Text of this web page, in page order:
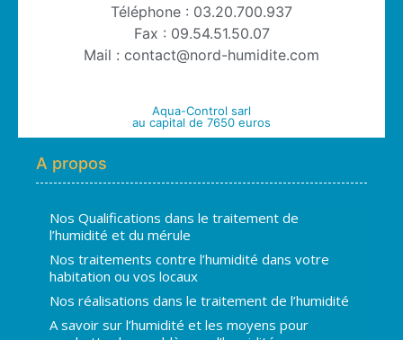
Téléphone : 03.20.700.937
Fax : 09.54.51.50.07
Mail : contact@nord-humidite.com
Aqua-Control sarl
au capital de 7650 euros
A propos
Nos Qualifications dans le traitement de
l’humidité et du mérule
Nos traitements contre l’humidité dans votre
habitation ou vos locaux
Nos réalisations dans le traitement de l’humidité
A savoir sur l’humidité et les moyens pour